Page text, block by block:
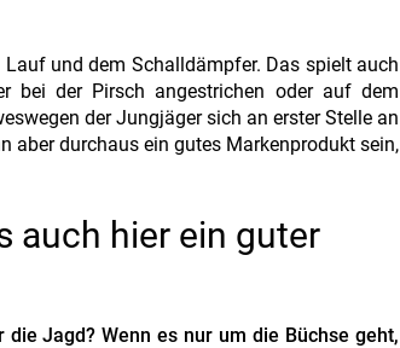
und dem Schalldämpfer. Das spielt auch
bei der Pirsch angestrichen oder auf dem
der Jungjäger sich an erster Stelle an
aber durchaus ein gutes Markenprodukt sein,
auch hier ein guter
Jagd? Wenn es nur um die Büchse geht,